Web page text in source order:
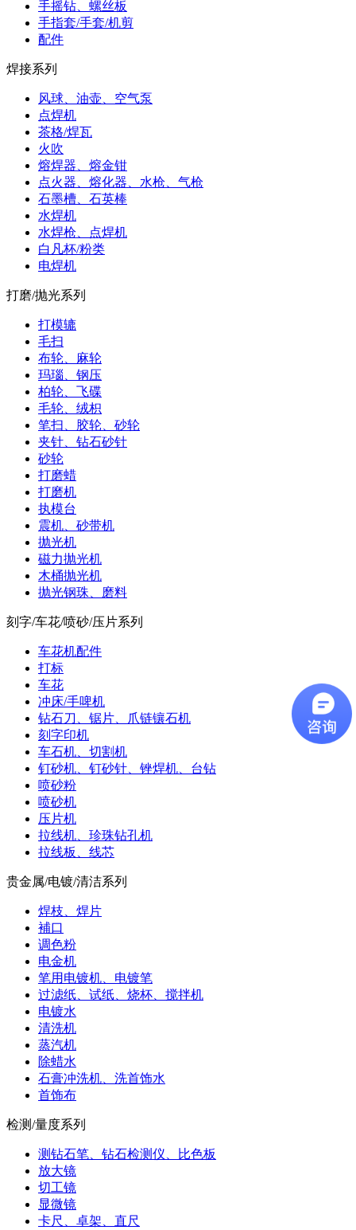
手摇钻、螺丝板
手指套/手套/机剪
配件
焊接系列
风球、油壶、空气泵
点焊机
茶格/焊瓦
火吹
熔焊器、熔金钳
点火器、熔化器、水枪、气枪
石墨槽、石英棒
水焊机
水焊枪、点焊机
白凡杯/粉类
电焊机
打磨/抛光系列
打模辘
毛扫
布轮、麻轮
玛瑙、钢压
柏轮、飞碟
毛轮、绒枳
笔扫、胶轮、砂轮
夹针、钻石砂针
砂轮
打磨蜡
打磨机
执模台
震机、砂带机
抛光机
磁力抛光机
木桶抛光机
抛光钢珠、磨料
刻字/车花/喷砂/压片系列
车花机配件
打标
车花
冲床/手啤机
钻石刀、锯片、爪链镶石机
刻字印机
车石机、切割机
钉砂机、钉砂针、锉焊机、台钻
喷砂粉
喷砂机
压片机
拉线机、珍珠钻孔机
拉线板、线芯
贵金属/电镀/清洁系列
焊枝、焊片
補口
调色粉
电金机
笔用电镀机、电镀笔
过滤纸、试纸、烧杯、搅拌机
电镀水
清洗机
蒸汽机
除蜡水
石膏冲洗机、洗首饰水
首饰布
检测/量度系列
测钻石笔、钻石检测仪、比色板
放大镜
切工镜
显微镜
卡尺、卓架、直尺